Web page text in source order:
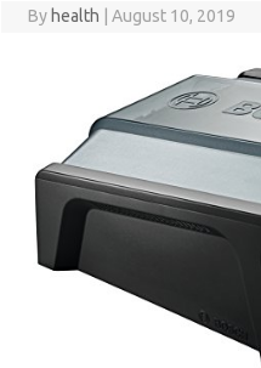
By health August 10, 2019